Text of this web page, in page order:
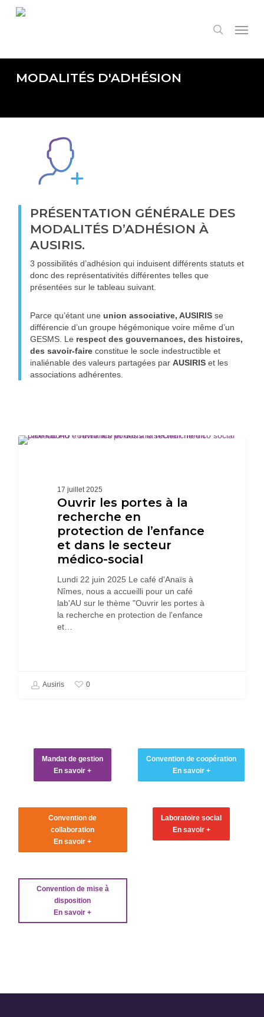
search
MODALITÉS D'ADHÉSION
PRÉSENTATION GÉNÉRALE DES
MODALITÉS D’ADHÉSION À
AUSIRIS.
3 possibilités d’adhésion qui induisent différents statuts et
donc des représentativités différentes telles que
présentées sur le tableau suivant.
Parce qu’étant uneunion associative, AUSIRIS se
différencie d’un groupe hégémonique voire même d’un
GESMS. Le respect des gouvernances, des histoires,
des savoir-faire constitue le socle indestructible et
inaliénable des valeurs partagées parAUSIRIS et les
associations adhérentes.
Ouvrir
17 juillet 2025
Ouvrir les portes à la
recherche en
protection de l’enfance
et dans le secteur
médico-social
Lundi 22 juin 2025 Le café d'Anaïs à
Nîmes, nous a accueilli pour un café
lab'AU sur le thème "Ouvrir les portes à
la recherche en protection de l'enfance
et…
Ausiris 0
Mandat de gestion
En savoir +
Convention de coopération
En savoir +
Convention de
collaboration
En savoir +
Laboratoire social
En savoir +
Convention de mise à
disposition
En savoir +